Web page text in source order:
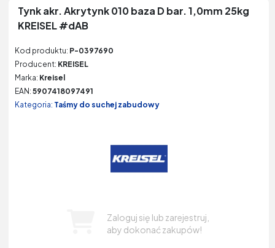
Tynk akr. Akrytynk 010 baza D bar. 1,0mm 25kg
KREISEL #dAB
Kod produktu: P-0397690
Producent: KREISEL
Marka: Kreisel
EAN: 5907418097491
Kategoria: Taśmy do suchej zabudowy
Zaloguj się lub zarejestruj,
aby dokonać zakupów!